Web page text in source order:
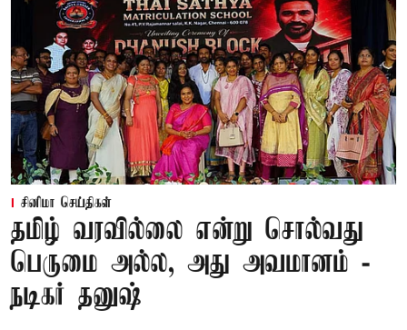
சினிமா செய்திகள்
தமிழ் வரவில்லை என்று சொல்வது
பெருமை அல்ல, அது அவமானம் -
நடிகர் தனுஷ்